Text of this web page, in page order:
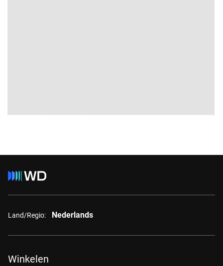
Land/Regio: Nederlands
Winkelen